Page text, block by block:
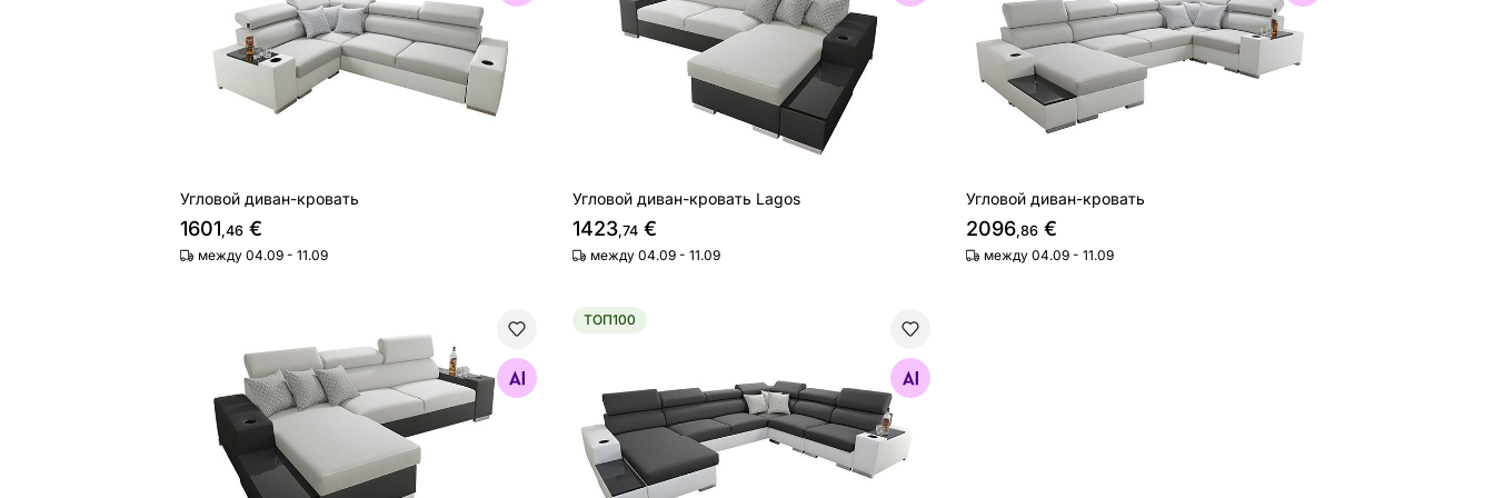
Угловой диван-кровать
1601,46 €
между 04.09 - 11.09
Угловой диван-кровать Lagos
1423,74 €
между 04.09 - 11.09
Угловой диван-кровать
2096,86€
между 04.09 - 11.09
Угловой диван-кровать Lagos
Найдите похожие Найдите похожие
ТОП100